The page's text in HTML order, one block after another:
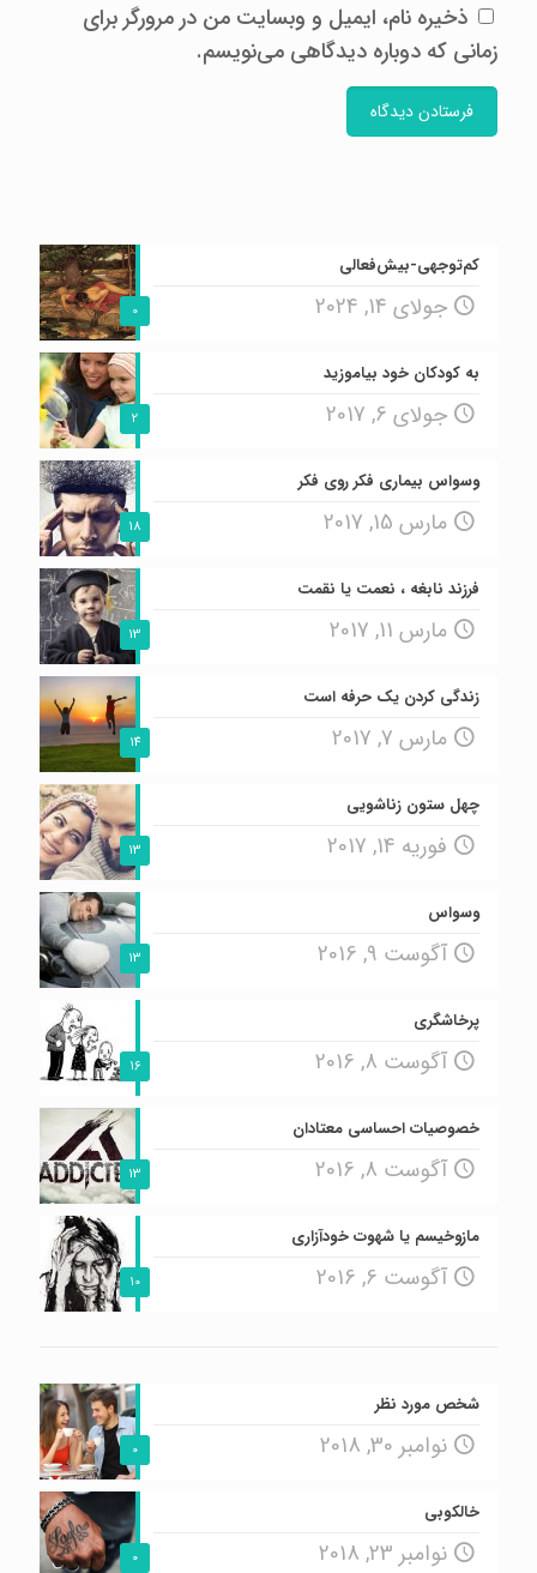
ذخیره نام، ایمیل و وبسایت من در مرورگر برای
زمانی که دوباره دیدگاهی می‌نویسم.
0
کم‌توجهی-بیش‌فعالی
جولای 14, 2024
2
به کودکان خود بیاموزید
جولای 6, 2017
18
وسواس بیماری فکر روی فکر
مارس 15, 2017
13
فرزند نابغه ، نعمت یا نقمت
مارس 11, 2017
14
زندگی کردن یک حرفه است
مارس 7, 2017
13
چهل ستون زناشویی
فوریه 14, 2017
13
وسواس
آگوست 9, 2016
16
پرخاشگری
آگوست 8, 2016
13
خصوصیات احساسی معتادان
آگوست 8, 2016
10
مازوخیسم یا شهوت خودآزاری
آگوست 6, 2016
0
شخص مورد نظر
نوامبر 30, 2018
0
خالکوبی
نوامبر 23, 2018